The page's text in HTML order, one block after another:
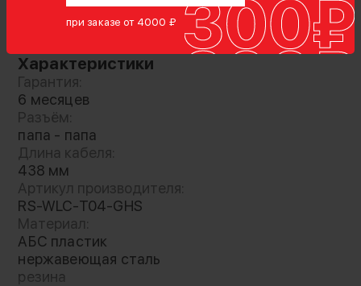
при заказе от 4000 ₽
Кабель для мотора Nucleus Nano позволяет
запускать и останавливать запись. Работает
при синхронизации с рукояткой Tilta Advansed
с совместимыми моделями камер
кабель
Характеристики
Гарантия:
6 месяцев
Разъём:
папа - папа
Длина кабеля:
438 мм
Артикул производителя:
RS-WLC-T04-GHS
Материал:
АБС пластик
нержавеющая сталь
резина